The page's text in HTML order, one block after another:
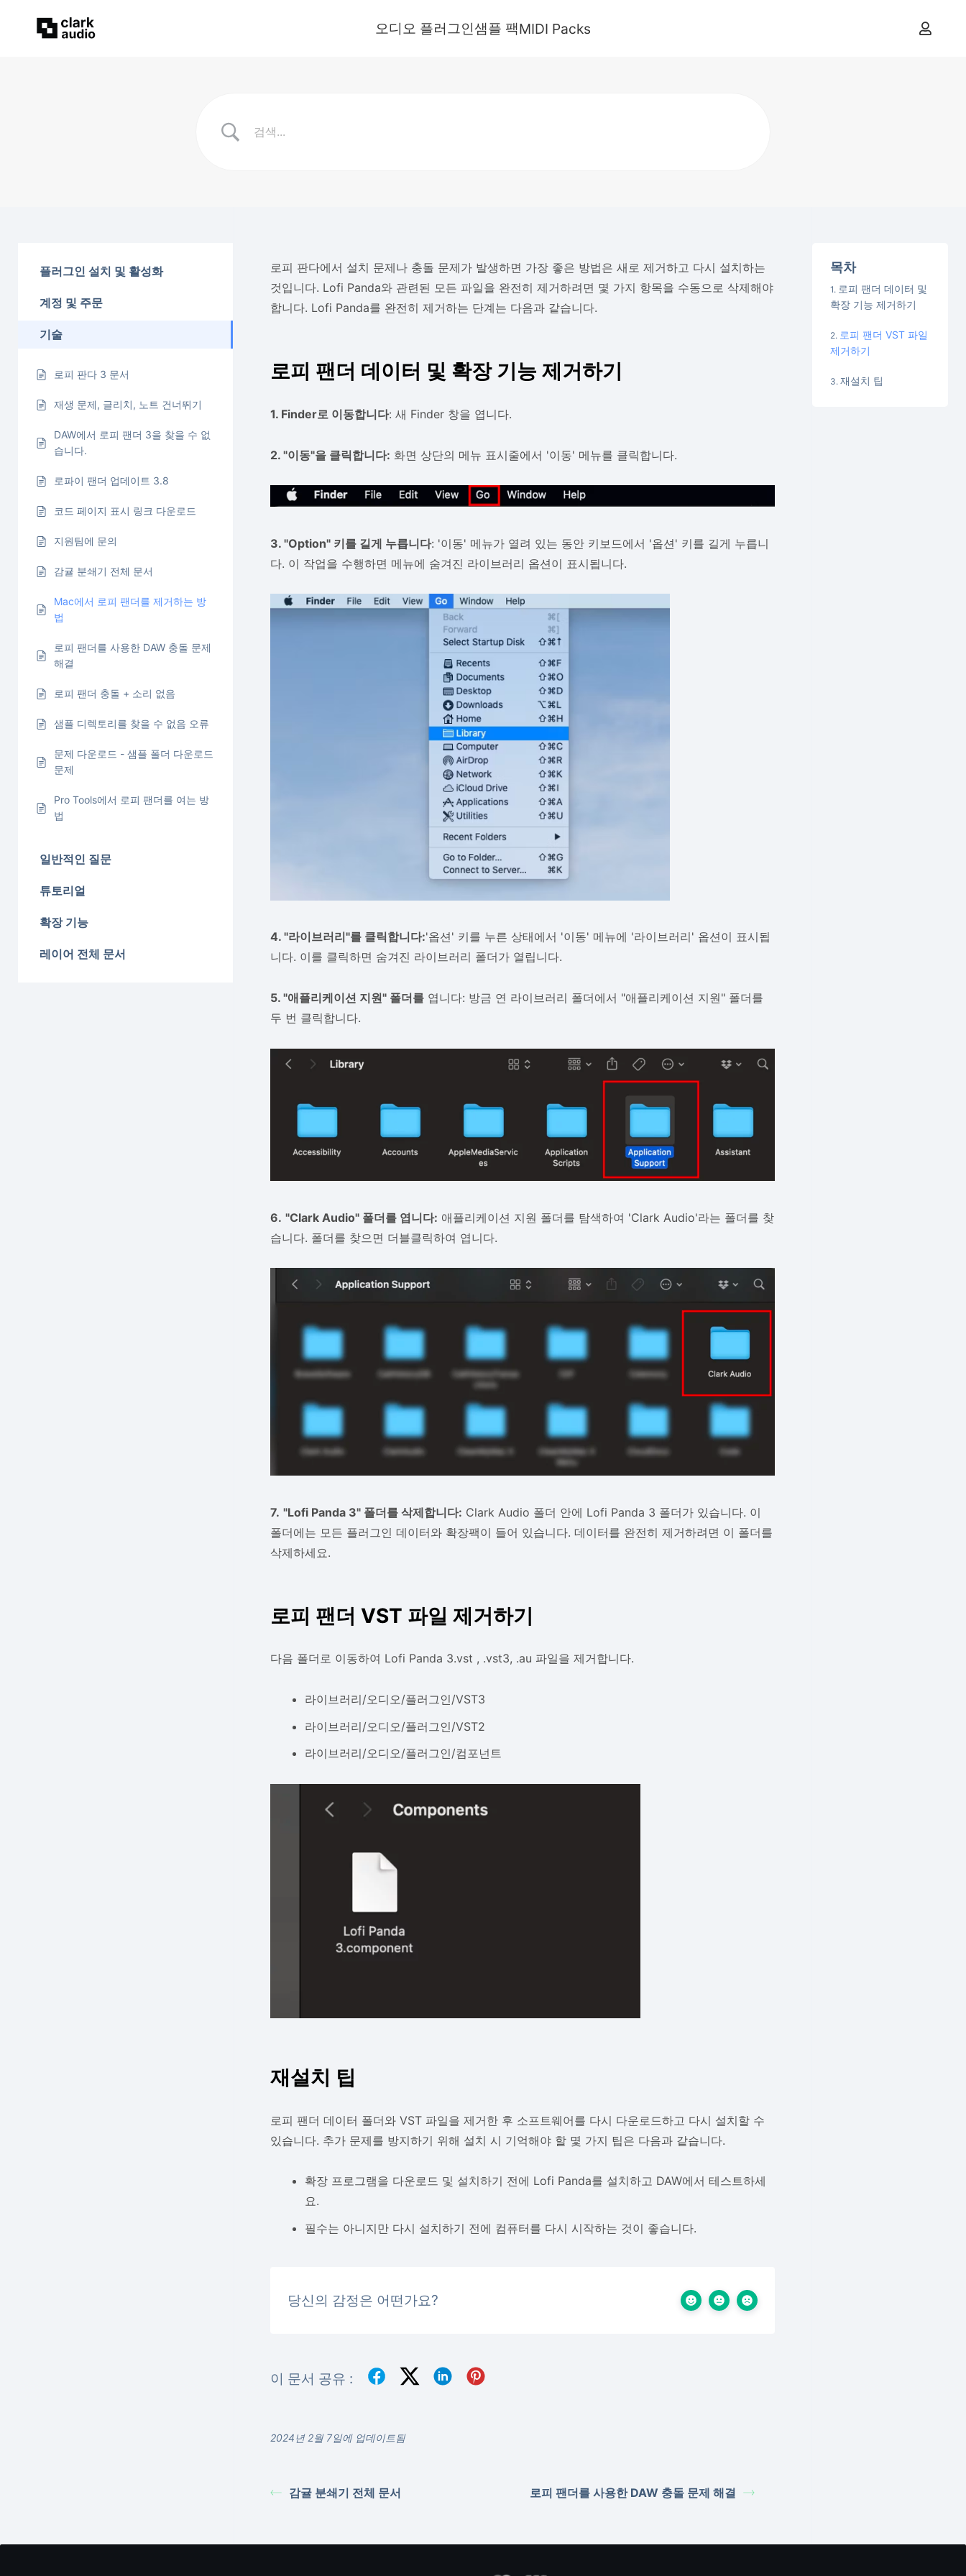
오디오 플러그인샘플 팩MIDI Packs
플러그인 설치 및 활성화
계정 및 주문
기술
로피 판다 3 문서
재생 문제, 글리치, 노트 건너뛰기
DAW에서 로피 팬더 3을 찾을 수 없
습니다.
로파이 팬더 업데이트 3.8
코드 페이지 표시 링크 다운로드
지원팀에 문의
감귤 분쇄기 전체 문서
Mac에서 로피 팬더를 제거하는 방
법
로피 팬더를 사용한 DAW 충돌 문제
해결
로피 팬더 충돌 + 소리 없음
샘플 디렉토리를 찾을 수 없음 오류
문제 다운로드 - 샘플 폴더 다운로드
문제
Pro Tools에서 로피 팬더를 여는 방
법
일반적인 질문
튜토리얼
확장 기능
레이어 전체 문서
로피 판다에서 설치 문제나 충돌 문제가 발생하면 가장 좋은 방법은 새로 제거하고 다시 설치하는
것입니다. Lofi Panda와 관련된 모든 파일을 완전히 제거하려면 몇 가지 항목을 수동으로 삭제해야
합니다. Lofi Panda를 완전히 제거하는 단계는 다음과 같습니다.
로피 팬더 데이터 및 확장 기능 제거하기
1. Finder로 이동합니다: 새 Finder 창을 엽니다.
2. "이동"을 클릭합니다: 화면 상단의 메뉴 표시줄에서 '이동' 메뉴를 클릭합니다.
3. "Option" 키를 길게 누릅니다: '이동' 메뉴가 열려 있는 동안 키보드에서 '옵션' 키를 길게 누릅니
다. 이 작업을 수행하면 메뉴에 숨겨진 라이브러리 옵션이 표시됩니다.
4. "라이브러리"를 클릭합니다:'옵션' 키를 누른 상태에서 '이동' 메뉴에 '라이브러리' 옵션이 표시됩
니다. 이를 클릭하면 숨겨진 라이브러리 폴더가 열립니다.
5. "애플리케이션 지원" 폴더를엽니다: 방금 연 라이브러리 폴더에서 "애플리케이션 지원" 폴더를
두 번 클릭합니다.
6. "Clark Audio" 폴더를 엽니다: 애플리케이션 지원 폴더를 탐색하여 'Clark Audio'라는 폴더를 찾
습니다. 폴더를 찾으면 더블클릭하여 엽니다.
7. "Lofi Panda 3" 폴더를 삭제합니다: Clark Audio 폴더 안에 Lofi Panda 3 폴더가 있습니다. 이
폴더에는 모든 플러그인 데이터와 확장팩이 들어 있습니다. 데이터를 완전히 제거하려면 이 폴더를
삭제하세요.
로피 팬더 VST 파일 제거하기
다음 폴더로 이동하여 Lofi Panda 3.vst , .vst3, .au 파일을 제거합니다.
라이브러리/오디오/플러그인/VST3
라이브러리/오디오/플러그인/VST2
라이브러리/오디오/플러그인/컴포넌트
재설치 팁
로피 팬더 데이터 폴더와 VST 파일을 제거한 후 소프트웨어를 다시 다운로드하고 다시 설치할 수
있습니다. 추가 문제를 방지하기 위해 설치 시 기억해야 할 몇 가지 팁은 다음과 같습니다.
확장 프로그램을 다운로드 및 설치하기 전에 Lofi Panda를 설치하고 DAW에서 테스트하세
요.
필수는 아니지만 다시 설치하기 전에 컴퓨터를 다시 시작하는 것이 좋습니다.
당신의 감정은 어떤가요?
이 문서 공유 :
2024년 2월 7일에 업데이트됨
감귤 분쇄기 전체 문서 로피 팬더를 사용한 DAW 충돌 문제 해결
목차
로피 팬더 데이터 및
확장 기능 제거하기
로피 팬더 VST 파일
제거하기
재설치 팁